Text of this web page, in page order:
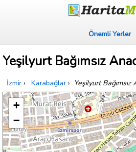
Önemli Yerler
Yeşilyurt Bağımsız
İzmir › Karabağlar › Yeşilyurt Bağımsız
+
−